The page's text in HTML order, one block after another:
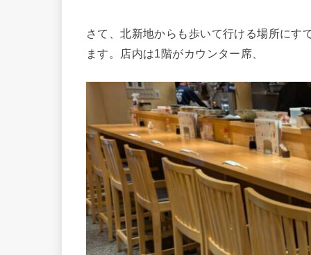
さて、北新地からも歩いて行ける場所にす
ます。店内は1階がカウンター席、